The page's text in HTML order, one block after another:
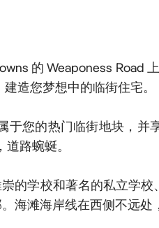
的 Weaponess Road
造您梦想中的临街住宅。
于您的热门临街地块，并
路蜿蜒。
的学校和著名的私立学
海滩海岸线在西侧不远处